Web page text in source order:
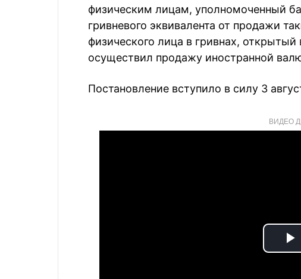
физическим лицам, уполномоченный
гривневого эквивалента от продажи
физического лица в гривнах,
осуществил продажу иностранной
Постановление вступило в силу 3
ВИДЕО